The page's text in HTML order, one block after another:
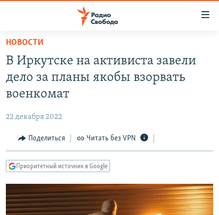
упрощенного
доступа
основному
Вернутся
Вернутся
поиску
ПОДКАСТЫ
МНЕНИЯ
КУЛЬТУРА
КАВКАЗ.РЕАЛИИ
СЕВЕР.РЕАЛИИ
СИБИРЬ.РЕАЛИИ
НОВОСТИ
В Иркутске на активиста завели
дело за планы якобы взорвать
военкомат
22 декабря 2022
Поделиться Читать без VPN
Приоритетный источник в Google